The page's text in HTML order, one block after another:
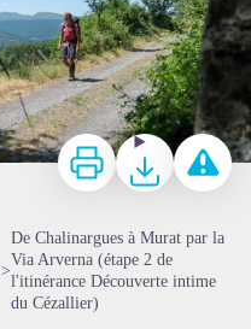
ImprimerTéléchargerSignaler
>
De Chalinargues à Murat par la
Via Arverna (étape 2 de
l'itinérance Découverte intime
du Cézallier)